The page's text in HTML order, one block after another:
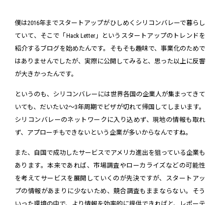
僕は2016年までスタートアップがひしめくシリコンバレーで暮らし
ていて、そこで「Hack Letter」というスタートアップのトレンドを
紹介するブログを始めたんです。そもそも趣味で、事業化のためで
はありませんでしたが、実際に公開してみると、思った以上に反響
が大きかったんです。
というのも、シリコンバレーには世界各国の企業人が集まってきて
いても、だいたい2〜3年周期でビザが切れて帰国してしまいます。
シリコンバレーのネットワークに入り込めず、現地の情報も取れ
ず、アプローチもできないという企業が多いからなんですね。
また、自国で成功したサービスでアメリカ進出を狙っている企業も
あります。本来であれば、市場調査やローカライズなどの可能性
を考えてサービスを展開していくのが先決ですが、スタートアッ
プの情報があまりに少ないため、競合調査もままならない。そう